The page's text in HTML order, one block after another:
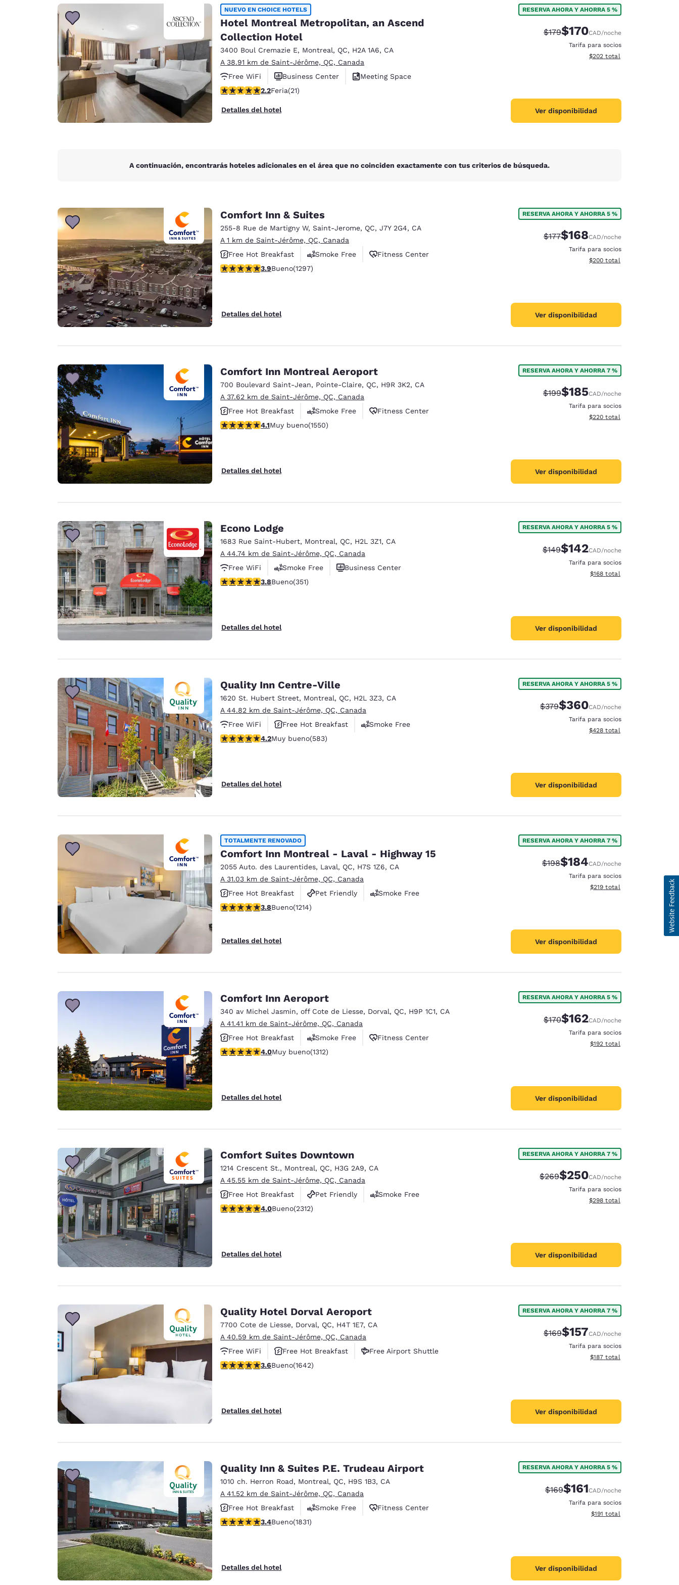
Europa
Deutschland
Deutsch
Germany
Spain
English
France
English
NUEVO EN CHOICE HOTELS
Hotel Montreal Metropolitan, an Ascend
Collection Hotel
3400 Boul Cremazie E, Montreal, QC, H2A 1A6, CA
A 38.91 km de Saint-Jérôme, QC, Canada
Free WiFi
Business Center
Meeting Space
calificación de 2.24 estrellas. Feria. 21 reseñas
2.2Feria(21)
Detalles del hotel
RESERVA AHORA Y AHORRA 5 %
Precio tachado:
$179Precio con descuento:
$170CAD/noche
Tarifa para socios
Ver detalles del total
$202 total
Ver disponibilidad
A continuación, encontrarás hoteles adicionales en el área que no coinciden exactamente con tus criterios de búsqueda.
Comfort Inn & Suites
255-8 Rue de Martigny W, Saint-Jerome, QC, J7Y 2G4, CA
A 1 km de Saint-Jérôme, QC, Canada
Free Hot Breakfast
Smoke Free
Fitness Center
calificación de 3.89 estrellas. Bueno. 1297 reseñas
3.9Bueno(1297)
Detalles del hotel
RESERVA AHORA Y AHORRA 5 %
Precio tachado:
$177Precio con descuento:
$168CAD/noche
Tarifa para socios
Ver detalles del total
$200 total
Ver disponibilidad
Comfort Inn Montreal Aeroport
700 Boulevard Saint-Jean, Pointe-Claire, QC, H9R 3K2, CA
A 37.62 km de Saint-Jérôme, QC, Canada
Free Hot Breakfast
Smoke Free
Fitness Center
calificación de 4.14 estrellas. Muy bueno. 1550 reseñas
4.1Muy bueno(1550)
Detalles del hotel
RESERVA AHORA Y AHORRA 7 %
Precio tachado:
$199Precio con descuento:
$185CAD/noche
Tarifa para socios
Ver detalles del total
$220 total
Ver disponibilidad
Econo Lodge
1683 Rue Saint-Hubert, Montreal, QC, H2L 3Z1, CA
A 44.74 km de Saint-Jérôme, QC, Canada
Free WiFi
Smoke Free
Business Center
calificación de 3.83 estrellas. Bueno. 351 reseñas
3.8Bueno(351)
Detalles del hotel
RESERVA AHORA Y AHORRA 5 %
Precio tachado:
$149Precio con descuento:
$142CAD/noche
Tarifa para socios
Ver detalles del total
$168 total
Ver disponibilidad
Quality Inn Centre-Ville
1620 St. Hubert Street, Montreal, QC, H2L 3Z3, CA
A 44.82 km de Saint-Jérôme, QC, Canada
Free WiFi
Free Hot Breakfast
Smoke Free
calificación de 4.16 estrellas. Muy bueno. 583 reseñas
4.2Muy bueno(583)
Detalles del hotel
RESERVA AHORA Y AHORRA 5 %
Precio tachado:
$379Precio con descuento:
$360CAD/noche
Tarifa para socios
Ver detalles del total
$428 total
Ver disponibilidad
TOTALMENTE RENOVADO
Comfort Inn Montreal - Laval - Highway 15
2055 Auto. des Laurentides, Laval, QC, H7S 1Z6, CA
A 31.03 km de Saint-Jérôme, QC, Canada
Free Hot Breakfast
Pet Friendly
Smoke Free
calificación de 3.81 estrellas. Bueno. 1214 reseñas
3.8Bueno(1214)
Detalles del hotel
RESERVA AHORA Y AHORRA 7 %
Precio tachado:
$198Precio con descuento:
$184CAD/noche
Tarifa para socios
Ver detalles del total
$219 total
Ver disponibilidad
Comfort Inn Aeroport
340 av Michel Jasmin, off Cote de Liesse, Dorval, QC, H9P 1C1, CA
A 41.41 km de Saint-Jérôme, QC, Canada
Free Hot Breakfast
Smoke Free
Fitness Center
calificación de 4.04 estrellas. Muy bueno. 1312 reseñas
4.0Muy bueno(1312)
Detalles del hotel
RESERVA AHORA Y AHORRA 5 %
Precio tachado:
$170Precio con descuento:
$162CAD/noche
Tarifa para socios
Ver detalles del total
$192 total
Ver disponibilidad
Comfort Suites Downtown
1214 Crescent St., Montreal, QC, H3G 2A9, CA
A 45.55 km de Saint-Jérôme, QC, Canada
Free Hot Breakfast
Pet Friendly
Smoke Free
calificación de 3.97 estrellas. Bueno. 2312 reseñas
4.0Bueno(2312)
Detalles del hotel
RESERVA AHORA Y AHORRA 7 %
Precio tachado:
$269Precio con descuento:
$250CAD/noche
Tarifa para socios
Ver detalles del total
$298 total
Ver disponibilidad
Quality Hotel Dorval Aeroport
7700 Cote de Liesse, Dorval, QC, H4T 1E7, CA
A 40.59 km de Saint-Jérôme, QC, Canada
Free WiFi
Free Hot Breakfast
Free Airport Shuttle
calificación de 3.63 estrellas. Bueno. 1642 reseñas
3.6Bueno(1642)
Detalles del hotel
RESERVA AHORA Y AHORRA 7 %
Precio tachado:
$169Precio con descuento:
$157CAD/noche
Tarifa para socios
Ver detalles del total
$187 total
Ver disponibilidad
Quality Inn & Suites P.E. Trudeau Airport
1010 ch. Herron Road, Montreal, QC, H9S 1B3, CA
A 41.52 km de Saint-Jérôme, QC, Canada
Free Hot Breakfast
Smoke Free
Fitness Center
calificación de 3.38 estrellas. Bueno. 1831 reseñas
3.4Bueno(1831)
Detalles del hotel
RESERVA AHORA Y AHORRA 5 %
Precio tachado:
$169Precio con descuento:
$161CAD/noche
Tarifa para socios
Ver detalles del total
$191 total
Ver disponibilidad